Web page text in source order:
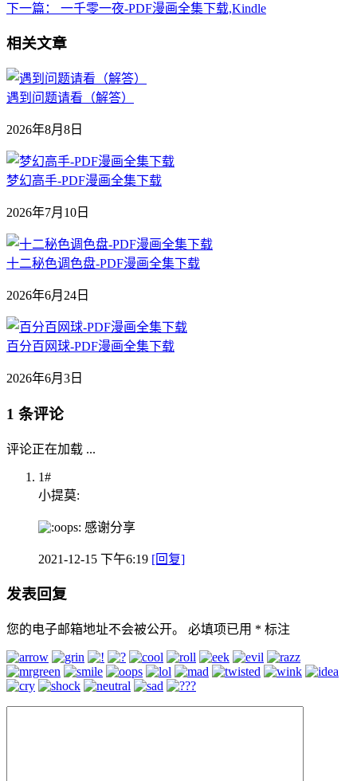
下一篇：
一千零一夜-PDF漫画全集下载,Kindle
相关文章
遇到问题请看（解答）
2026年8月8日
梦幻高手-PDF漫画全集下载
2026年7月10日
十二秘色调色盘-PDF漫画全集下载
2026年6月24日
百分百网球-PDF漫画全集下载
2026年6月3日
1 条评论
评论正在加载 ...
1#
小提莫:
感谢分享
2021-12-15 下午6:19 [回复]
发表回复
您的电子邮箱地址不会被公开。 必填项已用 * 标注